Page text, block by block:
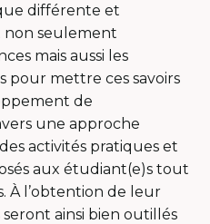
différente et
non seulement
mais aussi les
pour mettre ces savoirs
de
une approche
activités pratiques et
aux étudiant(e)s tout
À l’obtention de leur
ainsi bien outillés